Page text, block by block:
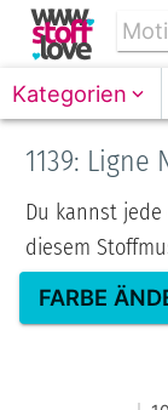
Kategorien
1139: Ligne
Du kannst jede
diesem
FARBE